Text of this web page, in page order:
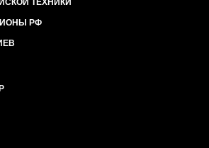
ТЕХНИКИ
РФ